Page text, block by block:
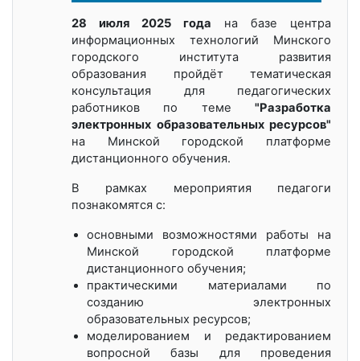
28 июля 2025 года на базе центра
информационных технологий Минского
городского института развития
образования пройдёт тематическая
консультация для педагогических
работников по теме"Разработка
электронных образовательных ресурсов"
на Минской городской платформе
дистанционного обучения.
В рамках мероприятия педагоги
познакомятся с:
основными возможностями работы на
Минской городской платформе
дистанционного обучения;
практическими материалами по
созданию электронных
образовательных ресурсов;
моделированием и редактированием
вопросной базы для проведения